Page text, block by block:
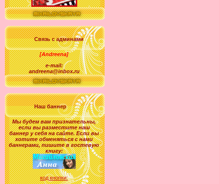
Связь с админами
[Andreena]
e-mail:
andreena@inbox.ru
Наш баннер
Мы будем вам признательны,
если вы разместите наш
баннер у себя на сайте. Если вы
хотите обменяться с нами
баннерами, пишите в гостевую
книгу:
код кнопки: